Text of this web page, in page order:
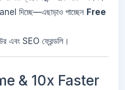
দিচ্ছে—এছাড়াও পাচ্ছেন Free
এবং SEO ফ্রেন্ডলি।
& 10x Faster